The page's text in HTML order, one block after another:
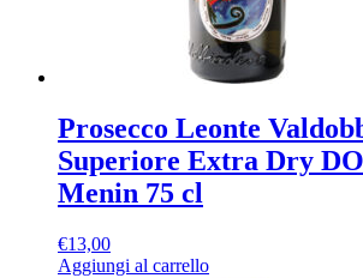
Prosecco Leonte
Superiore Extra Dry
Menin 75 cl
€13,00
Aggiungi al carrello